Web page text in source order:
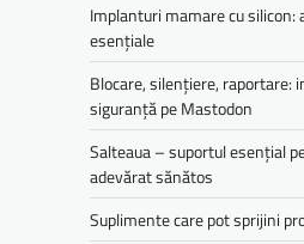
Implanturi mamare cu silicon:
esențiale
Blocare, silențiere, raportare:
siguranță pe Mastodon
Salteaua – suportul esențial
adevărat sănătos
Suplimente care pot sprijini